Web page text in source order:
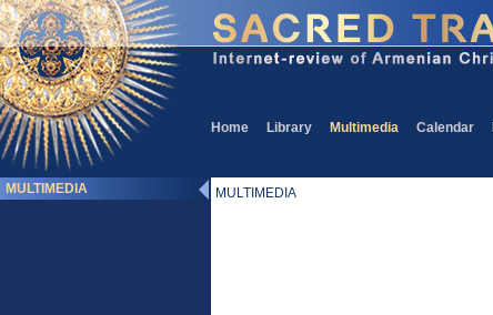
Home Library Multimedia Calendar
MULTIMEDIA MULTIMEDIA